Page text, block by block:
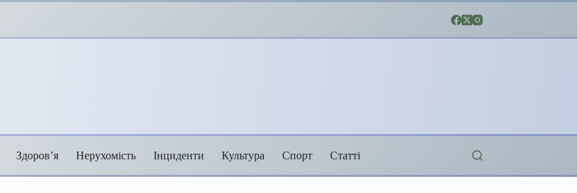
Здоров’я Нерухомість Інциденти Культура Спорт Статті